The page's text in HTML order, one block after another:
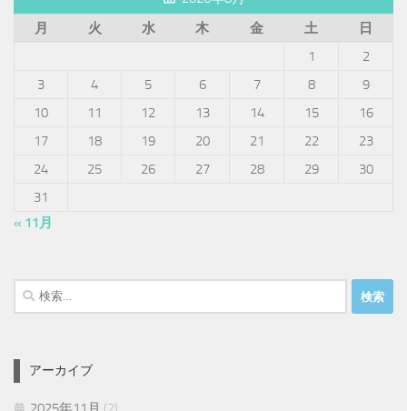
月
火 水 木 金 土
日
1
2
3
4 5 6 7 8
9
10
11 12 13 14 15
16
17
18 19 20 21 22
23
24
25 26 27 28 29
30
31
« 11月
検
索:
アーカイブ